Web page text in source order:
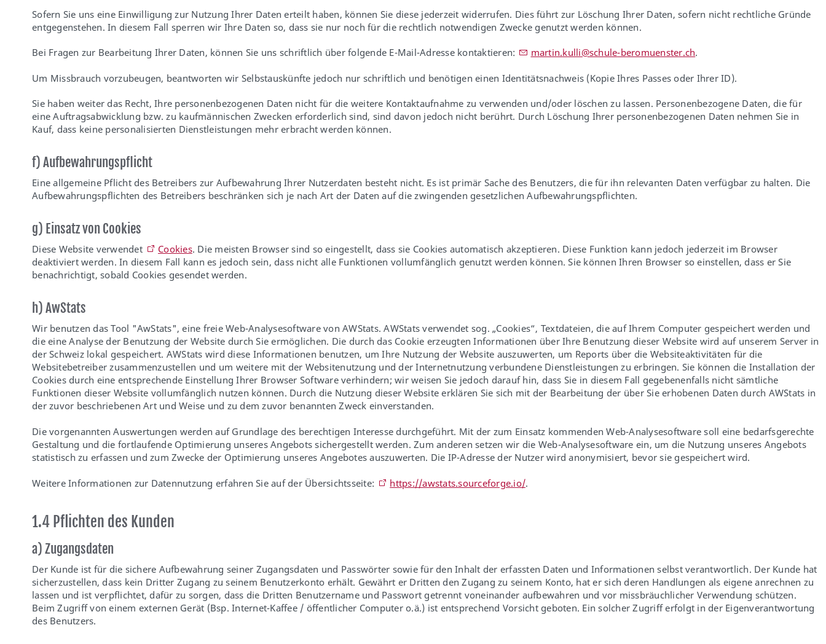
Sofern Sie uns eine Einwilligung zur Nutzung Ihrer Daten erteilt haben, können Sie diese jederzeit widerrufen. Dies führt zur Löschung Ihrer Daten, sofern nicht rechtliche Gründe
entgegenstehen. In diesem Fall sperren wir Ihre Daten so, dass sie nur noch für die rechtlich notwendigen Zwecke genutzt werden können.
Bei Fragen zur Bearbeitung Ihrer Daten, können Sie uns schriftlich über folgende E-Mail-Adresse kontaktieren: m rt n k ll sch l -b r m nst r ch.
Um Missbrauch vorzubeugen, beantworten wir Selbstauskünfte jedoch nur schriftlich und benötigen einen Identitätsnachweis (Kopie Ihres Passes oder Ihrer ID).
Sie haben weiter das Recht, Ihre personenbezogenen Daten nicht für die weitere Kontaktaufnahme zu verwenden und/oder löschen zu lassen. Personenbezogene Daten, die für
eine Auftragsabwicklung bzw. zu kaufmännischen Zwecken erforderlich sind, sind davon jedoch nicht berührt. Durch Löschung Ihrer personenbezogenen Daten nehmen Sie in
Kauf, dass keine personalisierten Dienstleistungen mehr erbracht werden können.
f) Aufbewahrungspflicht
Eine allgemeine Pflicht des Betreibers zur Aufbewahrung Ihrer Nutzerdaten besteht nicht. Es ist primär Sache des Benutzers, die für ihn relevanten Daten verfügbar zu halten. Die
Aufbewahrungspflichten des Betreibers beschränken sich je nach Art der Daten auf die zwingenden gesetzlichen Aufbewahrungspflichten.
g) Einsatz von Cookies
Diese Website verwendet Cookies. Die meisten Browser sind so eingestellt, dass sie Cookies automatisch akzeptieren. Diese Funktion kann jedoch jederzeit im Browser
deaktiviert werden. In diesem Fall kann es jedoch sein, dass nicht alle Funktionen vollumfänglich genutzt werden können. Sie können Ihren Browser so einstellen, dass er Sie
benachrichtigt, sobald Cookies gesendet werden.
h) AwStats
Wir benutzen das Tool "AwStats", eine freie Web-Analysesoftware von AWStats. AWStats verwendet sog. „Cookies“, Textdateien, die auf Ihrem Computer gespeichert werden und
die eine Analyse der Benutzung der Website durch Sie ermöglichen. Die durch das Cookie erzeugten Informationen über Ihre Benutzung dieser Website wird auf unserem Server in
der Schweiz lokal gespeichert. AWStats wird diese Informationen benutzen, um Ihre Nutzung der Website auszuwerten, um Reports über die Websiteaktivitäten für die
Websitebetreiber zusammenzustellen und um weitere mit der Websitenutzung und der Internetnutzung verbundene Dienstleistungen zu erbringen. Sie können die Installation der
Cookies durch eine entsprechende Einstellung Ihrer Browser Software verhindern; wir weisen Sie jedoch darauf hin, dass Sie in diesem Fall gegebenenfalls nicht sämtliche
Funktionen dieser Website vollumfänglich nutzen können. Durch die Nutzung dieser Website erklären Sie sich mit der Bearbeitung der über Sie erhobenen Daten durch AWStats in
der zuvor beschriebenen Art und Weise und zu dem zuvor benannten Zweck einverstanden.
Die vorgenannten Auswertungen werden auf Grundlage des berechtigen Interesse durchgeführt. Mit der zum Einsatz kommenden Web-Analysesoftware soll eine bedarfsgerechte
Gestaltung und die fortlaufende Optimierung unseres Angebots sichergestellt werden. Zum anderen setzen wir die Web-Analysesoftware ein, um die Nutzung unseres Angebots
statistisch zu erfassen und zum Zwecke der Optimierung unseres Angebotes auszuwerten. Die IP-Adresse der Nutzer wird anonymisiert, bevor sie gespeichert wird.
Weitere Informationen zur Datennutzung erfahren Sie auf der Übersichtsseite: https://awstats.sourceforge.io/.
1.4 Pflichten des Kunden
a) Zugangsdaten
Der Kunde ist für die sichere Aufbewahrung seiner Zugangsdaten und Passwörter sowie für den Inhalt der erfassten Daten und Informationen selbst verantwortlich. Der Kunde hat
sicherzustellen, dass kein Dritter Zugang zu seinem Benutzerkonto erhält. Gewährt er Dritten den Zugang zu seinem Konto, hat er sich deren Handlungen als eigene anrechnen zu
lassen und ist verpflichtet, dafür zu sorgen, dass die Dritten Benutzername und Passwort getrennt voneinander aufbewahren und vor missbräuchlicher Verwendung schützen.
Beim Zugriff von einem externen Gerät (Bsp. Internet-Kaffee / öffentlicher Computer o.ä.) ist entsprechend Vorsicht geboten. Ein solcher Zugriff erfolgt in der Eigenverantwortung
des Benutzers.